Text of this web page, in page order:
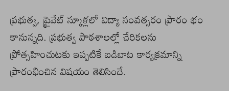
ప్రభుత్వ, ప్రైవేట్ స్కూళ్లలో విద్యా సంవత్సరం ప్రారం భం
కానున్నది. ప్రభుత్వ పాఠశాలల్లో చేరికలను
ప్రోత్సహించుటకు ఇప్పటికే బడిబాట కార్యక్రమాన్ని
ప్రారంభించిన విషయం తెలిసిందే.